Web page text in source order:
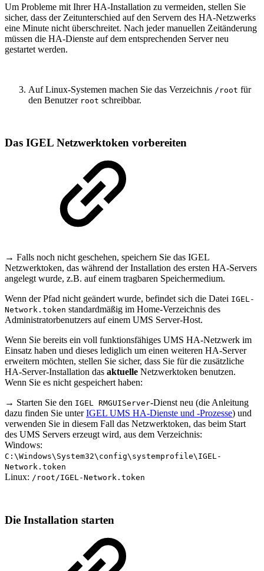
Um Probleme mit Ihrer HA-Installation zu vermeiden, stellen Sie
sicher, dass der Zeitunterschied auf den Servern des HA-Netzwerks
eine Minute nicht überschreitet. Nach jeder manuellen Zeitänderung
müssen die HA-Dienste auf dem entsprechenden Server neu
gestartet werden.
Auf Linux-Systemen machen Sie das Verzeichnis /root für
den Benutzer root schreibbar.
Das IGEL Netzwerktoken vorbereiten
→ Falls noch nicht geschehen, speichern Sie das IGEL
Netzwerktoken, das während der Installation des ersten HA-Servers
angelegt wurde, z.B. auf einem tragbaren Speichermedium.
Wenn der Pfad nicht geändert wurde, befindet sich die Datei IGEL-
Network.token standardmäßig im Home-Verzeichnis des
Administratorbenutzers auf einem UMS Server-Host.
Wenn Sie bereits ein voll funktionsfähiges UMS HA-Netzwerk im
Einsatz haben und dieses lediglich um einen weiteren HA-Server
erweitern möchten, stellen Sie sicher, dass Sie für die zusätzliche
HA-Server-Installation das aktuelle Netzwerktoken benutzen.
Wenn Sie es nicht gespeichert haben:
→ Starten Sie den IGEL RMGUIServer-Dienst neu (die Anleitung
dazu finden Sie unterIGEL UMS HA-Dienste und -Prozesse) und
verwenden Sie in diesem Fall das Netzwerktoken, das beim Start
des UMS Servers erzeugt wird, aus dem Verzeichnis:
Windows:
C:\Windows\System32\config\systemprofile\IGEL-
Network.token
Linux: /root/IGEL-Network.token
Die Installation starten